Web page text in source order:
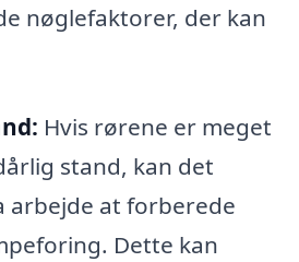
nøglefaktorer, der kan
Hvis rørene er meget
stand, kan det
arbejde at forberede
Dette kan